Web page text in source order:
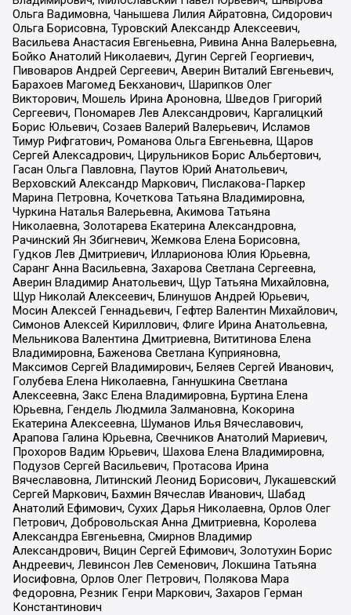
Ольга Вадимовна, Чанышева Лилия Айратовна, Сидорович
Ольга Борисовна, Туровский Александр Алексеевич,
Васильева Анастасия Евгеньевна, Ривина Анна Валерьевна,
Бойко Анатолий Николаевич, Дугин Сергей Георгиевич,
Пивоваров Андрей Сергеевич, Аверин Виталий Евгеньевич,
Барахоев Магомед Бекханович, Шарипков Олег
Викторович, Мошель Ирина Ароновна, Шведов Григорий
Сергеевич, Пономарев Лев Александрович, Каргалицкий
Борис Юльевич, Созаев Валерий Валерьевич, Исламов
Тимур Рифгатович, Романова Ольга Евгеньевна, Щаров
Сергей Алексадрович, Цирульников Борис Альбертович,
Гасан Ольга Павловна, Паутов Юрий Анатольевич,
Верховский Александр Маркович, Пислакова-Паркер
Марина Петровна, Кочеткова Татьяна Владимировна,
Чуркина Наталья Валерьевна, Акимова Татьяна
Николаевна, Золотарева Екатерина Александровна,
Рачинский Ян Збигневич, Жемкова Елена Борисовна,
Гудков Лев Дмитриевич, Илларионова Юлия Юрьевна,
Саранг Анна Васильевна, Захарова Светлана Сергеевна,
Аверин Владимир Анатольевич, Щур Татьяна Михайловна,
Щур Николай Алексеевич, Блинушов Андрей Юрьевич,
Мосин Алексей Геннадьевич, Гефтер Валентин Михайлович,
Симонов Алексей Кириллович, Флиге Ирина Анатольевна,
Мельникова Валентина Дмитриевна, Вититинова Елена
Владимировна, Баженова Светлана Куприяновна,
Максимов Сергей Владимирович, Беляев Сергей Иванович,
Голубева Елена Николаевна, Ганнушкина Светлана
Алексеевна, Закс Елена Владимировна, Буртина Елена
Юрьевна, Гендель Людмила Залмановна, Кокорина
Екатерина Алексеевна, Шуманов Илья Вячеславович,
Арапова Галина Юрьевна, Свечников Анатолий Мариевич,
Прохоров Вадим Юрьевич, Шахова Елена Владимировна,
Подузов Сергей Васильевич, Протасова Ирина
Вячеславовна, Литинский Леонид Борисович, Лукашевский
Сергей Маркович, Бахмин Вячеслав Иванович, Шабад
Анатолий Ефимович, Сухих Дарья Николаевна, Орлов Олег
Петрович, Добровольская Анна Дмитриевна, Королева
Александра Евгеньевна, Смирнов Владимир
Александрович, Вицин Сергей Ефимович, Золотухин Борис
Андреевич, Левинсон Лев Семенович, Локшина Татьяна
Иосифовна, Орлов Олег Петрович, Полякова Мара
Федоровна, Резник Генри Маркович, Захаров Герман
Константинович